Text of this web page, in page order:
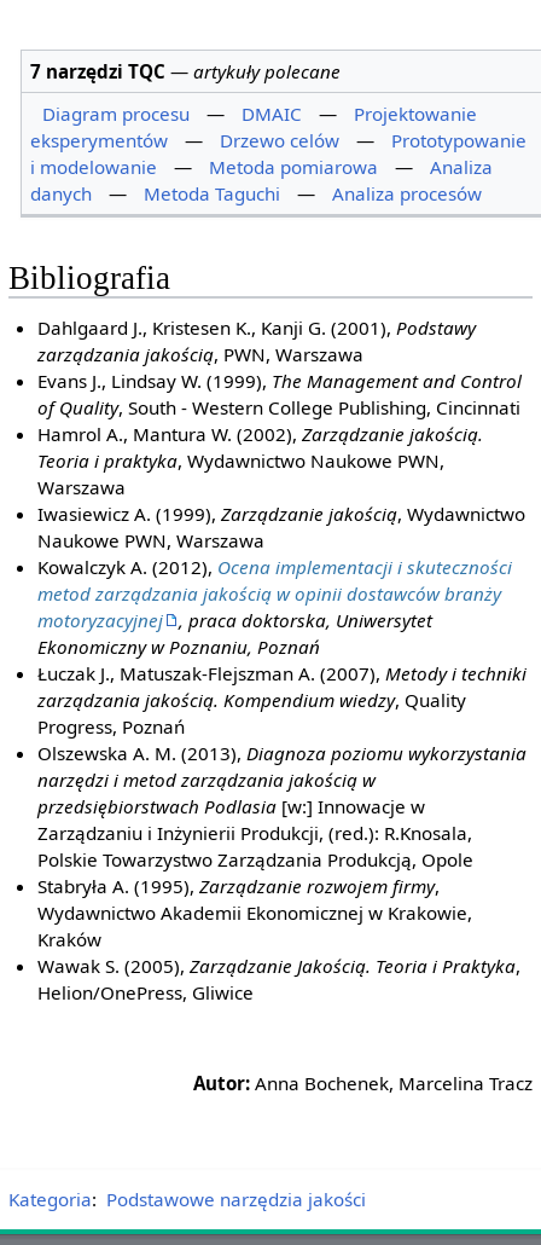
7 narzędzi TQC —artykuły polecane
Diagram procesu
— DMAIC —
Projektowanie
eksperymentów
— Drzewo celów —
Prototypowanie
i modelowanie
— Metoda pomiarowa —
Analiza
danych
— Metoda Taguchi — Analiza procesów
Bibliografia
Dahlgaard J., Kristesen K., Kanji G. (2001),Podstawy
zarządzania jakością, PWN, Warszawa
Evans J., Lindsay W. (1999), The Management and Control
of Quality, South - Western College Publishing, Cincinnati
Hamrol A., Mantura W. (2002),Zarządzanie jakością.
Teoria i praktyka, Wydawnictwo Naukowe PWN,
Warszawa
Iwasiewicz A. (1999),Zarządzanie jakością, Wydawnictwo
Naukowe PWN, Warszawa
Kowalczyk A. (2012), Ocena implementacji i skuteczności
metod zarządzania jakością w opinii dostawców branży
motoryzacyjnej
, praca doktorska, Uniwersytet
Ekonomiczny w Poznaniu, Poznań
Łuczak J., Matuszak-Flejszman A. (2007),Metody i techniki
zarządzania jakością. Kompendium wiedzy, Quality
Progress, Poznań
Olszewska A. M. (2013),Diagnoza poziomu wykorzystania
narzędzi i metod zarządzania jakością w
przedsiębiorstwach Podlasia [w:] Innowacje w
Zarządzaniu i Inżynierii Produkcji, (red.): R.Knosala,
Polskie Towarzystwo Zarządzania Produkcją, Opole
Stabryła A. (1995),Zarządzanie rozwojem firmy,
Wydawnictwo Akademii Ekonomicznej w Krakowie,
Kraków
Wawak S. (2005),Zarządzanie Jakością. Teoria i Praktyka,
Helion/OnePress, Gliwice
Autor: Anna Bochenek, Marcelina Tracz
Kategoria: Podstawowe narzędzia jakości